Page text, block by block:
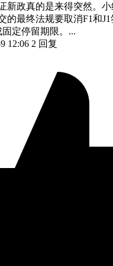
新政真的是来得突然。
的最终法规要取消F1和
定停留期限。...
12:06 2 回复